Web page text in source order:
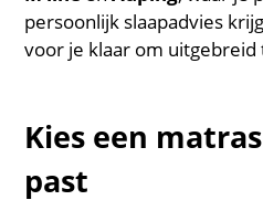
persoonlijk slaapadvies
voor je klaar om
Kies een
past